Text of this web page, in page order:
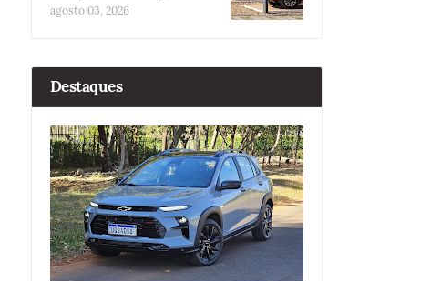
agosto 03, 2026
Destaques